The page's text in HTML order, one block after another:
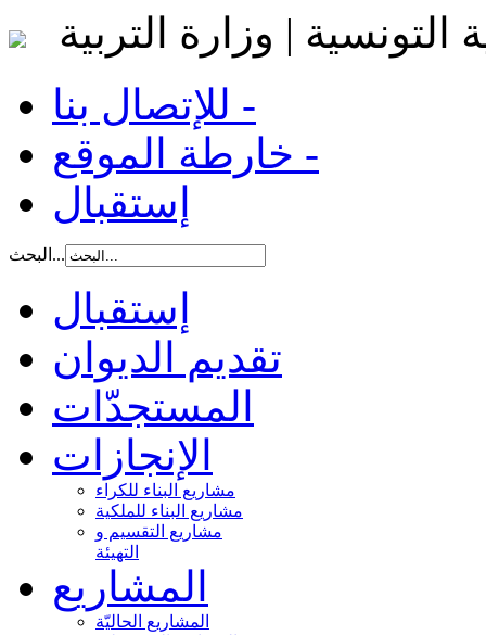
التونسية | وزارة التربية
للإتصال بنا -
خارطة الموقع -
إستقبال
البحث...
إستقبال
تقديم الديوان
المستجدّات
الإنجازات
مشاريع البناء للكراء
مشاريع البناء للملكية
مشاريع التقسيم و
التهيئة
المشاريع
المشاريع الحاليّة